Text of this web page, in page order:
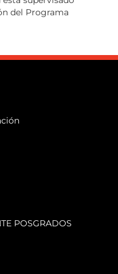
del Programa
POSGRADOS